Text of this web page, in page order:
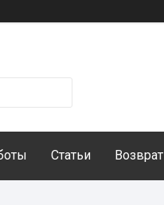
Статьи Возврат